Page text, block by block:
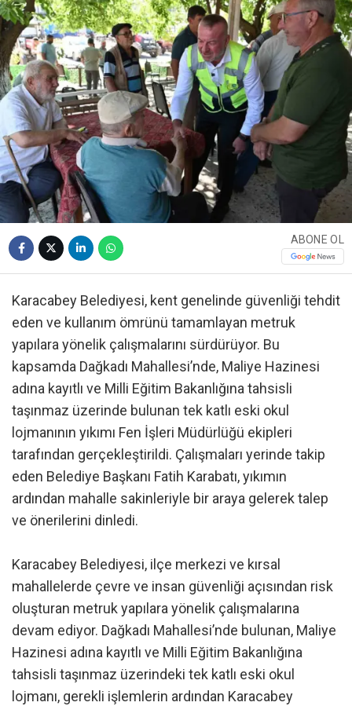
ABONE OL
Karacabey Belediyesi, kent genelinde güvenliği tehdit
eden ve kullanım ömrünü tamamlayan metruk
yapılara yönelik çalışmalarını sürdürüyor. Bu
kapsamda Dağkadı Mahallesi’nde, Maliye Hazinesi
adına kayıtlı ve Milli Eğitim Bakanlığına tahsisli
taşınmaz üzerinde bulunan tek katlı eski okul
lojmanının yıkımı Fen İşleri Müdürlüğü ekipleri
tarafından gerçekleştirildi. Çalışmaları yerinde takip
eden Belediye Başkanı Fatih Karabatı, yıkımın
ardından mahalle sakinleriyle bir araya gelerek talep
ve önerilerini dinledi.
Karacabey Belediyesi, ilçe merkezi ve kırsal
mahallelerde çevre ve insan güvenliği açısından risk
oluşturan metruk yapılara yönelik çalışmalarına
devam ediyor. Dağkadı Mahallesi’nde bulunan, Maliye
Hazinesi adına kayıtlı ve Milli Eğitim Bakanlığına
tahsisli taşınmaz üzerindeki tek katlı eski okul
lojmanı, gerekli işlemlerin ardından Karacabey